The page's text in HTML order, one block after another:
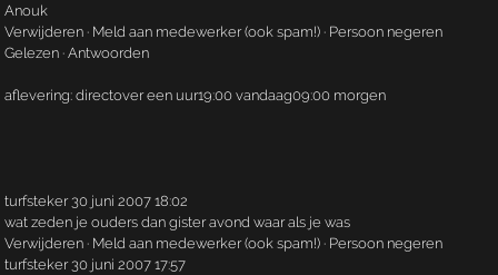
Anouk
Verwijderen · Meld aan medewerker (ook spam!) · Persoon negeren
Gelezen · Antwoorden
aflevering: directover een uur19:00 vandaag09:00 morgen
turfsteker 30 juni 2007 18:02
wat zeden je ouders dan gister avond waar als je was
Verwijderen · Meld aan medewerker (ook spam!) · Persoon negeren
turfsteker 30 juni 2007 17:57